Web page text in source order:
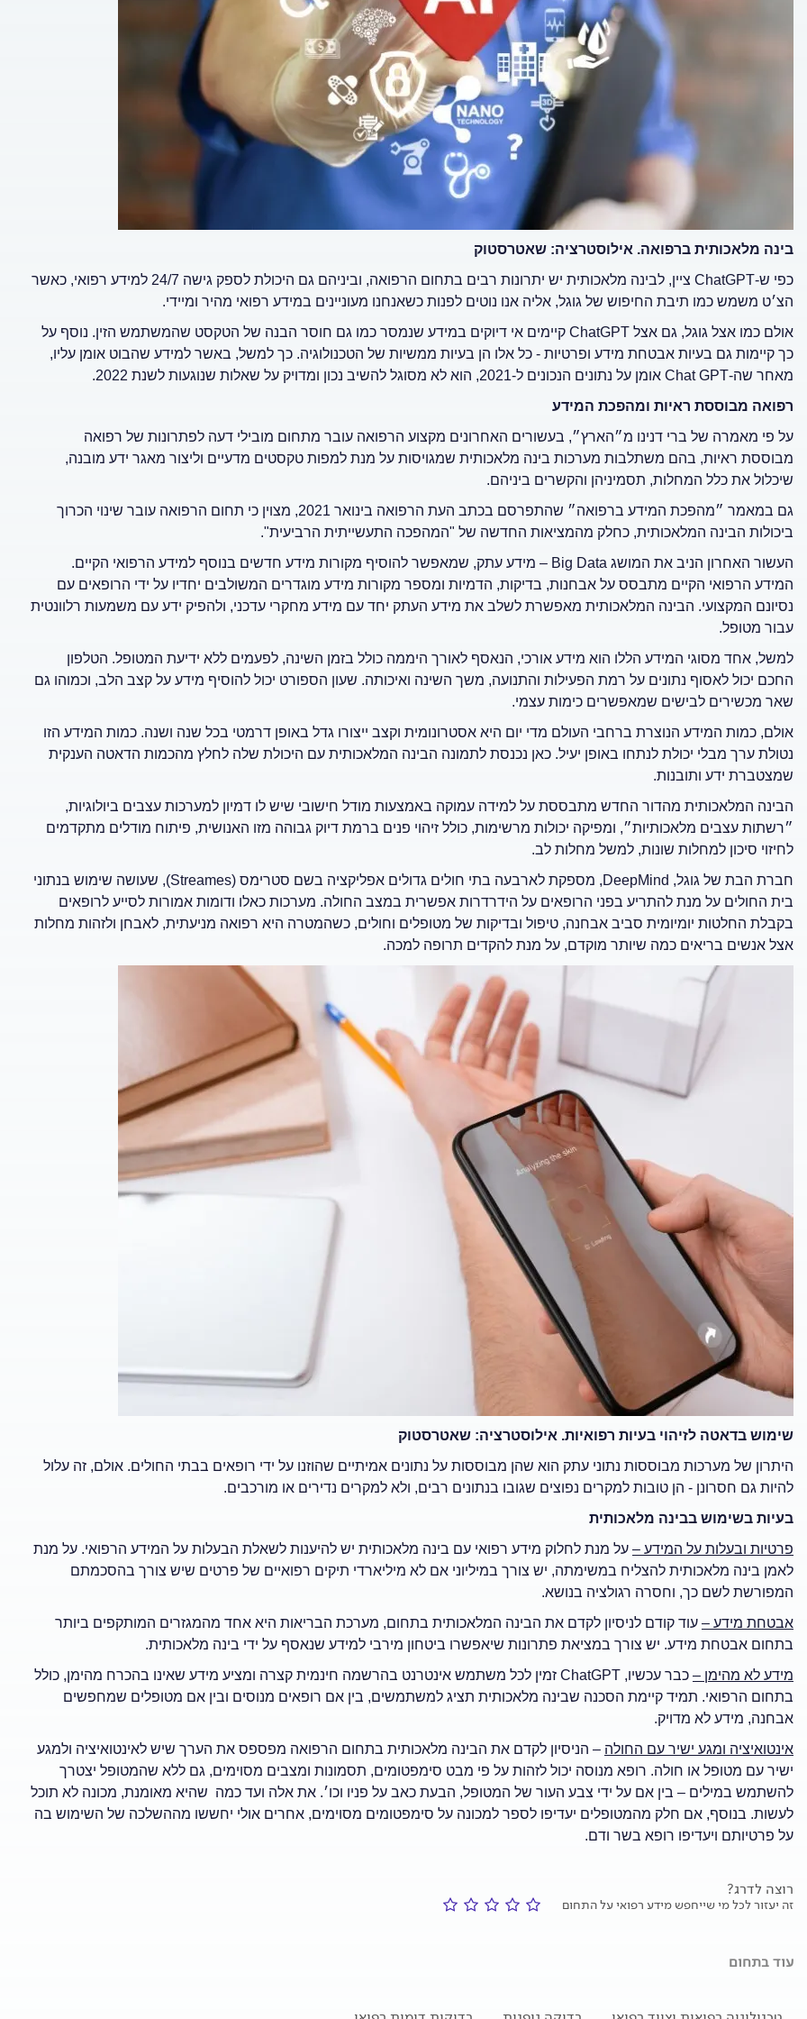
בינה מלאכותית ברפואה. אילוסטרציה: שאטרסטוק
כפי ש-ChatGPT ציין, לבינה מלאכותית יש יתרונות רבים בתחום הרפואה, וביניהם גם היכולת לספק גישה 24/7 למידע רפואי, כאשר
הצ׳ט משמש כמו תיבת החיפוש של גוגל, אליה אנו נוטים לפנות כשאנחנו מעוניינים במידע רפואי מהיר ומיידי.
אולם כמו אצל גוגל, גם אצל ChatGPT
קיימים אי דיוקים במידע שנמסר כמו גם חוסר הבנה של הטקסט שהמשתמש הזין. נוסף על
כך קיימות גם בעיות אבטחת מידע ופרטיות - כל אלו הן בעיות ממשיות של הטכנולוגיה. כך למשל, באשר למידע שהבוט אומן עליו,
מאחר שה-Chat GPT אומן על נתונים הנכונים ל-2021, הוא לא מסוגל להשיב נכון ומדויק על שאלות שנוגעות לשנת 2022.
רפואה מבוססת ראיות ומהפכת המידע
על פי מאמרה של ברי דנינו מ״הארץ״, בעשורים האחרונים מקצוע הרפואה עובר מתחום מובילי דעה לפתרונות של רפואה
מבוססת ראיות, בהם משתלבות מערכות בינה מלאכותית שמגויסות על מנת למפות טקסטים מדעיים וליצור מאגר ידע מובנה,
שיכלול את כלל המחלות, תסמיניהן והקשרים ביניהם.
גם במאמר ״מהפכת המידע ברפואה״ שהתפרסם בכתב העת הרפואה בינואר 2021, מצוין כי תחום הרפואה עובר שינוי הכרוך
ביכולות הבינה המלאכותית, כחלק מהמציאות החדשה של "המהפכה התעשייתית הרביעית".
העשור האחרון הניב את המושג Big Data
– מידע עתק, שמאפשר להוסיף מקורות מידע חדשים בנוסף למידע הרפואי הקיים.
המידע הרפואי הקיים מתבסס על אבחנות, בדיקות, הדמיות ומספר מקורות מידע מוגדרים המשולבים יחדיו על ידי הרופאים עם
נסיונם המקצועי. הבינה המלאכותית מאפשרת לשלב את מידע העתק יחד עם מידע מחקרי עדכני, ולהפיק ידע עם משמעות רלוונטית
עבור מטופל.
למשל, אחד מסוגי המידע הללו הוא מידע אורכי, הנאסף לאורך היממה כולל בזמן השינה, לפעמים ללא ידיעת המטופל. הטלפון
החכם יכול לאסוף נתונים על רמת הפעילות והתנועה, משך השינה ואיכותה. שעון הספורט יכול להוסיף מידע על קצב הלב, וכמוהו גם
שאר מכשירים לבישים שמאפשרים כימות עצמי.
אולם, כמות המידע הנוצרת ברחבי העולם מדי יום היא אסטרונומית וקצב ייצורו גדל באופן דרמטי בכל שנה ושנה. כמות המידע הזו
נטולת ערך מבלי יכולת לנתחו באופן יעיל. כאן נכנסת לתמונה הבינה המלאכותית עם היכולת שלה לחלץ מהכמות הדאטה הענקית
שמצטברת ידע ותובנות.
הבינה המלאכותית מהדור החדש מתבססת על למידה עמוקה באמצעות מודל חישובי שיש לו דמיון למערכות עצבים ביולוגיות,
״רשתות עצבים מלאכותיות״, ומפיקה יכולות מרשימות, כולל זיהוי פנים ברמת דיוק גבוהה מזו האנושית, פיתוח מודלים מתקדמים
לחיזוי סיכון למחלות שונות, למשל מחלות לב.
חברת הבת של גוגל, DeepMind, מספקת לארבעה בתי חולים גדולים אפליקציה בשם סטרימס (Streames), שעושה שימוש בנתוני
בית החולים על מנת להתריע בפני הרופאים על הידרדרות אפשרית במצב החולה. מערכות כאלו ודומות אמורות לסייע לרופאים
בקבלת החלטות יומיומית סביב אבחנה, טיפול ובדיקות של מטופלים וחולים, כשהמטרה היא רפואה מניעתית, לאבחן ולזהות מחלות
אצל אנשים בריאים כמה שיותר מוקדם, על מנת להקדים תרופה למכה.
שימוש בדאטה לזיהוי בעיות רפואיות. אילוסטרציה: שאטרסטוק
היתרון של מערכות מבוססות נתוני עתק הוא שהן מבוססות על נתונים אמיתיים שהוזנו על ידי רופאים בבתי החולים. אולם, זה עלול
להיות גם חסרונן - הן טובות למקרים נפוצים שגובו בנתונים רבים, ולא למקרים נדירים או מורכבים.
בעיות בשימוש בבינה מלאכותית
פרטיות ובעלות על המידע – על מנת לחלוק מידע רפואי עם בינה מלאכותית יש להיענות לשאלת הבעלות על המידע הרפואי. על מנת
לאמן בינה מלאכותית להצליח במשימתה, יש צורך במיליוני אם לא מיליארדי תיקים רפואיים של פרטים שיש צורך בהסכמתם
המפורשת לשם כך, וחסרה רגולציה בנושא.
אבטחת מידע – עוד קודם לניסיון לקדם את הבינה המלאכותית בתחום, מערכת הבריאות היא אחד מהמגזרים המותקפים ביותר
בתחום אבטחת מידע. יש צורך במציאת פתרונות שיאפשרו ביטחון מירבי למידע שנאסף על ידי בינה מלאכותית.
מידע לא מהימן –
כבר עכשיו, ChatGPT זמין לכל משתמש אינטרנט בהרשמה חינמית קצרה ומציע מידע שאינו בהכרח מהימן, כולל
בתחום הרפואי. תמיד קיימת הסכנה שבינה מלאכותית תציג למשתמשים, בין אם רופאים מנוסים ובין אם מטופלים שמחפשים
אבחנה, מידע לא מדויק.
אינטואיציה ומגע ישיר עם החולה – הניסיון לקדם את הבינה מלאכותית בתחום הרפואה מפספס את הערך שיש לאינטואיציה ולמגע
ישיר עם מטופל או חולה. רופא מנוסה יכול לזהות על פי מבט סימפטומים, תסמונות ומצבים מסוימים, גם ללא שהמטופל יצטרך
להשתמש במילים – בין אם על ידי צבע העור של המטופל, הבעת כאב על פניו וכו׳. את אלה ועד כמה שהיא מאומנת, מכונה לא תוכל
לעשות. בנוסף, אם חלק מהמטופלים יעדיפו לספר למכונה על סימפטומים מסוימים, אחרים אולי יחששו מההשלכה של השימוש בה
על פרטיותם ויעדיפו רופא בשר ודם.
רוצה לדרג?
זה יעזור לכל מי שייחפש מידע רפואי על התחום
עוד בתחום